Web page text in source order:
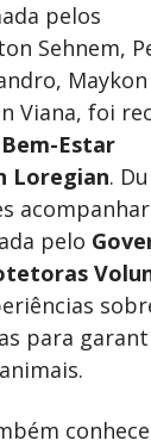
pelos
Sehnem,
Maykon
Viana, foi
Estar
Loregian.
pelo
para